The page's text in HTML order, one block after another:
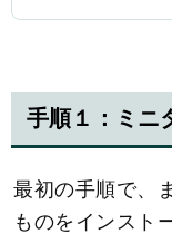
手順１：ミニ
最初の手順で、
ものをインスト